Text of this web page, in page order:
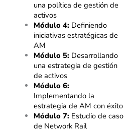
una política de gestión de
activos
Módulo 4: Definiendo
iniciativas estratégicas de
AM
Módulo 5: Desarrollando
una estrategia de gestión
de activos
Módulo 6:
Implementando la
estrategia de AM con éxito
Módulo 7: Estudio de caso
de Network Rail